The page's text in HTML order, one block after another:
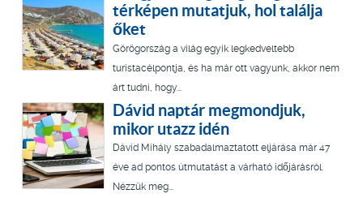
térképen mutatjuk, hol találja
őket
Görögország a világ egyik legkedveltebb
turistacélpontja, és ha már ott vagyunk, akkor nem
árt tudni, hogy...
Dávid naptár megmondjuk,
mikor utazz idén
Dávid Mihály szabadalmaztatott eljárása már 47
éve ad pontos útmutatást a várható időjárásról.
Nézzük meg...